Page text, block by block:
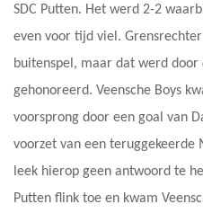
SDC Putten. Het werd 2-2
even voor tijd viel.
buitenspel, maar dat werd door
gehonoreerd. Veensche Boys
voorsprong door een goal van
voorzet van een teruggekeerde
leek hierop geen antwoord te
Putten flink toe en kwam